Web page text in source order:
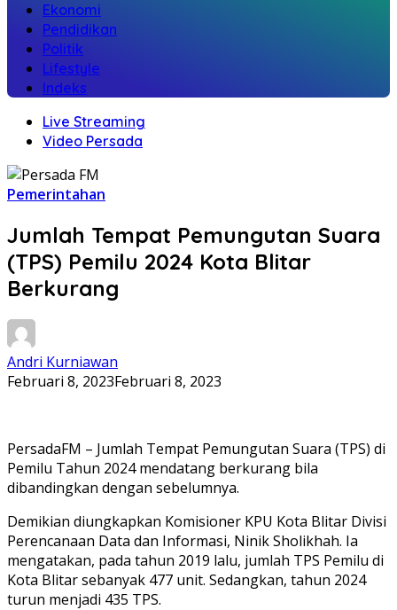
Ekonomi
Pendidikan
Politik
Lifestyle
Indeks
Live Streaming
Video Persada
Pemerintahan
Jumlah Tempat Pemungutan Suara
(TPS) Pemilu 2024 Kota Blitar
Berkurang
Andri Kurniawan
Februari 8, 2023Februari 8, 2023
PersadaFM – Jumlah Tempat Pemungutan Suara (TPS) di
Pemilu Tahun 2024 mendatang berkurang bila
dibandingkan dengan sebelumnya.
Demikian diungkapkan Komisioner KPU Kota Blitar Divisi
Perencanaan Data dan Informasi, Ninik Sholikhah. Ia
mengatakan, pada tahun 2019 lalu, jumlah TPS Pemilu di
Kota Blitar sebanyak 477 unit. Sedangkan, tahun 2024
turun menjadi 435 TPS.